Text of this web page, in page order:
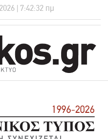
| 7:42:32 πμ